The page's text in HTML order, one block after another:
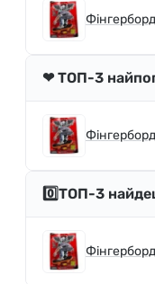
❤ ТОП-3
0️⃣ТОП-3